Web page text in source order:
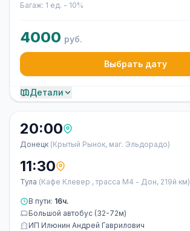
Багаж: 1 ед. - 10%
4000 руб.
Выбрать дату
Детали
20:00
Донецк (Крытый Рынок, маг. Эльдорадо)
11:30
Тула (Кафе Клевер , трасса М4 - Дон, 219й км)
В пути: 16ч.
Большой автобус (32-72м)
ИП Илюнин Андрей Гаврилович